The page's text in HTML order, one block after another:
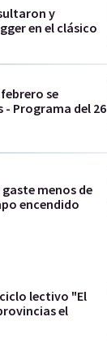
y
en el clásico
se
Programa del 26
menos de
encendido
lectivo "El
el